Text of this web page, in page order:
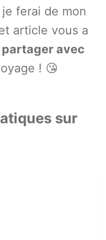
ferai de mon
article vous a
partager avec
! 😘
sur